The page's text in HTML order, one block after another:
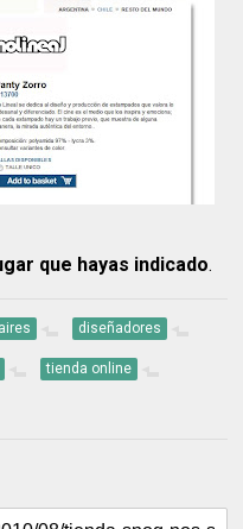
que hayas indicado.
diseñadores
tienda online